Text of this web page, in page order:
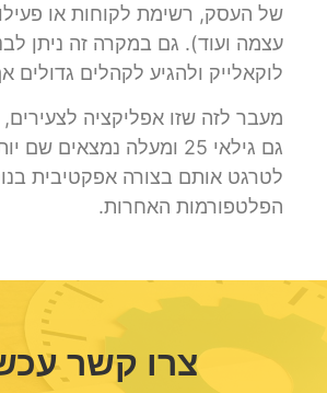
של העסק, רשימת לקוחות או
עצמה ועוד). גם במקרה זה ניתן
לוקאלייק ולהגיע לקהלים גדולים
מעבר לזה שזו אפליקציה
גם גילאי 25 ומעלה נמצאים
לטרגט אותם בצורה אפקטיבית
הפלטפורמות האחרות.
צרו קשר